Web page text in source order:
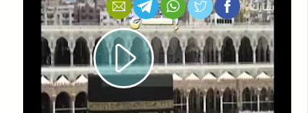
شارك :